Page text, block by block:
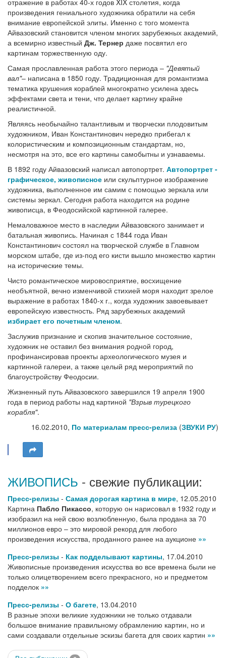
отражение в работах 40-х годов XIX столетия, когда
произведения гениального художника обратили на себя
внимание европейской элиты. Именно с того момента
Айвазовский становится членом многих зарубежных академий,
а всемирно известный Дж. Тернер даже посвятил его
картинам торжественную оду.
Самая прославленная работа этого периода – "Девятый
вал"– написана в 1850 году. Традиционная для романтизма
тематика крушения кораблей многократно усилена здесь
эффектами света и тени, что делает картину крайне
реалистичной.
Являясь необычайно талантливым и творчески плодовитым
художником, Иван Константинович нередко прибегал к
колористическим и композиционным стандартам, но,
несмотря на это, все его картины самобытны и узнаваемы.
В 1892 году Айвазовский написал автопортрет. Автопортрет -
графическое, живописное или скульптурное изображение
художника, выполненное им самим с помощью зеркала или
системы зеркал. Сегодня работа находится на родине
живописца, в Феодосийской картинной галерее.
Немаловажное место в наследии Айвазовского занимает и
батальная живопись. Начиная с 1844 года Иван
Константинович состоял на творческой службе в Главном
морском штабе, где из-под его кисти вышло множество картин
на исторические темы.
Чисто романтическое мировосприятие, восхищение
необъятной, вечно изменчивой стихией моря находит зрелое
выражение в работах 1840-х г., когда художник завоевывает
европейскую известность. Ряд зарубежных академий
избирает его почетным членом.
Заслужив признание и скопив значительное состояние,
художник не оставил без внимания родной город,
профинансировав проекты археологического музея и
картинной галереи, а также целый ряд мероприятий по
благоустройству Феодосии.
Жизненный путь Айвазовского завершился 19 апреля 1900
года в период работы над картиной "Взрыв турецкого
корабля".
16.02.2010, По материалам пресс-релиза (ЗВУКИ РУ)
ЖИВОПИСЬ - свежие публикации:
Пресс-релизы - Самая дорогая картина в мире, 12.05.2010
Картина Пабло Пикассо, которую он нарисовал в 1932 году и
изобразил на ней свою возлюбленную, была продана за 70
миллионов евро – это мировой рекорд для любого
произведения искусства, проданного ранее на аукционе »»
Пресс-релизы - Как подделывают картины, 17.04.2010
Живописные произведения искусства во все времена были не
только олицетворением всего прекрасного, но и предметом
подделок »»
Пресс-релизы - О багете, 13.04.2010
В разные эпохи великие художники не только отдавали
большое внимание правильному обрамлению картин, но и
сами создавали отдельные эскизы багета для своих картин »»